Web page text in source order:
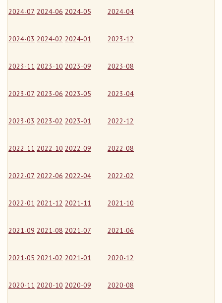
2024-07 2024-06 2024-05 2024-04
2024-03 2024-02 2024-01 2023-12
2023-11 2023-10 2023-09 2023-08
2023-07 2023-06 2023-05 2023-04
2023-03 2023-02 2023-01 2022-12
2022-11 2022-10 2022-09 2022-08
2022-07 2022-06 2022-04 2022-02
2022-01 2021-12 2021-11 2021-10
2021-09 2021-08 2021-07 2021-06
2021-05 2021-02 2021-01 2020-12
2020-11 2020-10 2020-09 2020-08